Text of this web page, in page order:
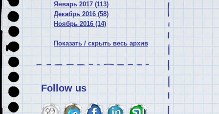
Январь 2017 (113)
Декабрь 2016 (58)
Ноябрь 2016 (14)
Показать / скрыть весь архив
Follow us